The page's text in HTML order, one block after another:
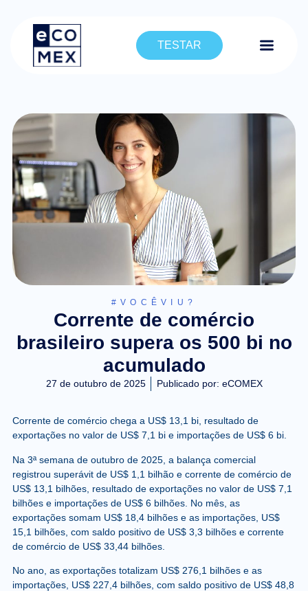
TESTAR
#VOCÊVIU?
Corrente de comércio
brasileiro supera os 500 bi no
acumulado
27 de outubro de 2025 Publicado por: eCOMEX
Corrente de comércio chega a US$ 13,1 bi, resultado de
exportações no valor de US$ 7,1 bi e importações de US$ 6 bi.
Na 3ª semana de outubro de 2025, a balança comercial
registrou superávit de US$ 1,1 bilhão e corrente de comércio de
US$ 13,1 bilhões, resultado de exportações no valor de US$ 7,1
bilhões e importações de US$ 6 bilhões. No mês, as
exportações somam US$ 18,4 bilhões e as importações, US$
15,1 bilhões, com saldo positivo de US$ 3,3 bilhões e corrente
de comércio de US$ 33,44 bilhões.
No ano, as exportações totalizam US$ 276,1 bilhões e as
importações, US$ 227,4 bilhões, com saldo positivo de US$ 48,8